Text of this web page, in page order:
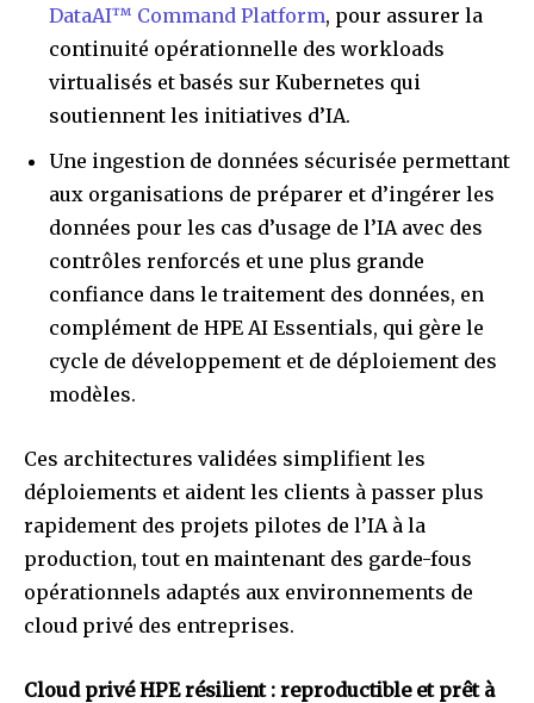
DataAI™ Command Platform, pour assurer la
continuité opérationnelle des workloads
virtualisés et basés sur Kubernetes qui
soutiennent les initiatives d’IA.
Une ingestion de données sécurisée permettant
aux organisations de préparer et d’ingérer les
données pour les cas d’usage de l’IA avec des
contrôles renforcés et une plus grande
confiance dans le traitement des données, en
complément de HPE AI Essentials, qui gère le
cycle de développement et de déploiement des
modèles.
Ces architectures validées simplifient les
déploiements et aident les clients à passer plus
rapidement des projets pilotes de l’IA à la
production, tout en maintenant des garde-fous
opérationnels adaptés aux environnements de
cloud privé des entreprises.
Cloud privé HPE résilient : reproductible et prêt à